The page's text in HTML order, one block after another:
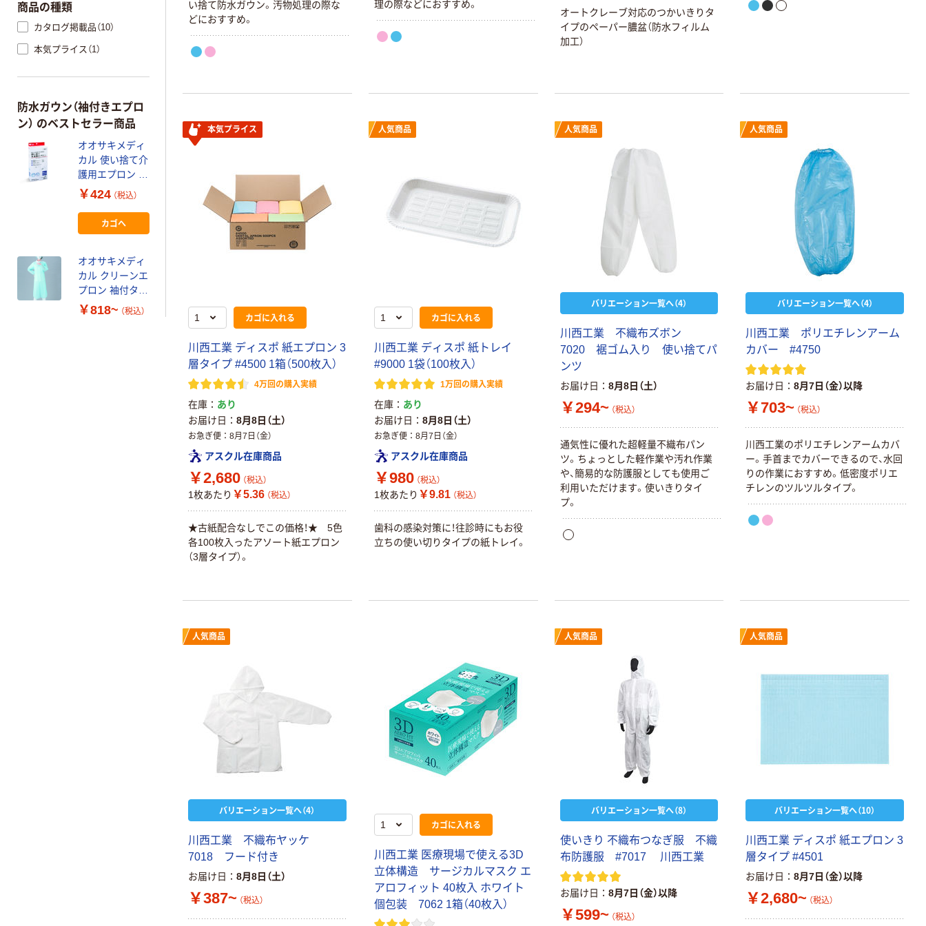
い捨て防水ガウン。汚物処理の際な
どにおすすめ。
理の際などにおすすめ。
オートクレーブ対応のつかいきりタ
イプのペーパー膿盆（防水フィルム
加工）
本気プライス
カゴに入れる
川西工業 ディスポ 紙エプロン 3
層タイプ #4500 1箱（500枚入）
4万回の購入実績
在庫
あり
お届け日
8月8日（土）
お急ぎ便 8月7日（金）
アスクル在庫商品
￥2,680 （税込）
1枚あたり ￥5.36 （税込）
★古紙配合なしでこの価格！★ 5色
各100枚入ったアソート紙エプロン
（3層タイプ）。
人気商品
カゴに入れる
川西工業 ディスポ 紙トレイ
#9000 1袋（100枚入）
1万回の購入実績
在庫
あり
お届け日
8月8日（土）
お急ぎ便 8月7日（金）
アスクル在庫商品
￥980 （税込）
1枚あたり ￥9.81 （税込）
歯科の感染対策に！往診時にもお役
立ちの使い切りタイプの紙トレイ。
人気商品
バリエーション一覧へ（4）
川西工業 不織布ズボン
7020 裾ゴム入り 使い捨てパ
ンツ
お届け日 8月8日（土）
￥294~ （税込）
通気性に優れた超軽量不織布パン
ツ。ちょっとした軽作業や汚れ作業
や、簡易的な防護服としても使用ご
利用いただけます。使いきりタイ
プ。
人気商品
バリエーション一覧へ（4）
川西工業 ポリエチレンアーム
カバー #4750
お届け日 8月7日（金）以降
￥703~ （税込）
川西工業のポリエチレンアームカバ
ー。手首までカバーできるので、水回
りの作業におすすめ。低密度ポリエ
チレンのツルツルタイプ。
人気商品
バリエーション一覧へ（4）
川西工業 不織布ヤッケ
7018 フード付き
お届け日 8月8日（土）
￥387~ （税込）
カゴに入れる
川西工業 医療現場で使える3D
立体構造 サージカルマスク エ
アロフィット 40枚入 ホワイト
個包装 7062 1箱（40枚入）
人気商品
バリエーション一覧へ（8）
使いきり 不織布つなぎ服 不織
布防護服 #7017 川西工業
お届け日 8月7日（金）以降
￥599~ （税込）
人気商品
バリエーション一覧へ（10）
川西工業 ディスポ 紙エプロン 3
層タイプ #4501
お届け日 8月7日（金）以降
￥2,680~ （税込）
商品の種類
カタログ掲載品（10）
本気プライス（1）
防水ガウン（袖付きエプロ
ン） のベストセラー商品
オオサキメディ
カル 使い捨て介
護用エプロン 袖
付 長袖 透明
73760 1箱（5枚
入）
￥424 （税込）
カゴへ
オオサキメディ
カル クリーンエ
プロン 袖付タイ
プ（長袖）
￥818~ （税込）